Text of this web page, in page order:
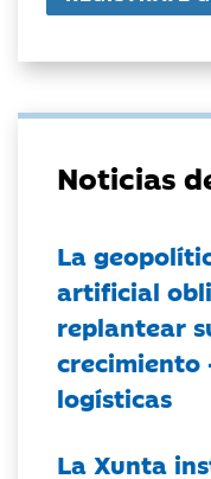
Noticias
La
artificial
replantear
crecimiento
logísticas
La Xunta